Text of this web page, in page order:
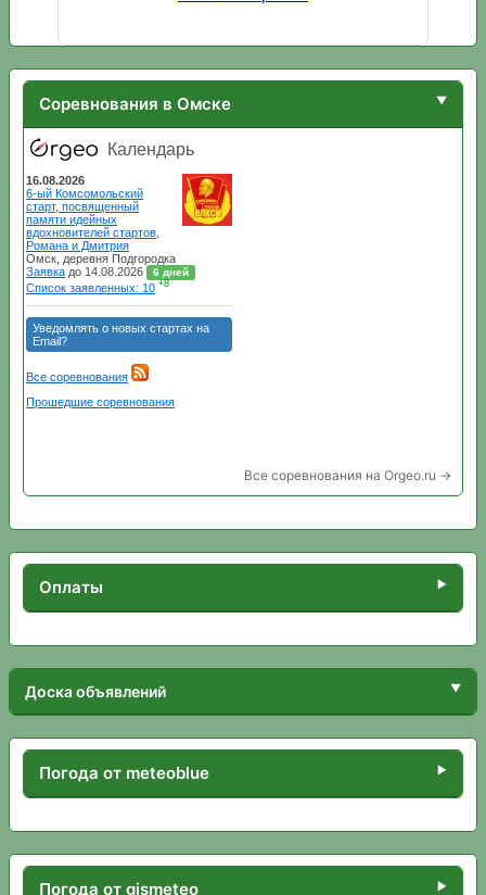
Соревнования в Омске
Все соревнования на Orgeo.ru →
Оплаты
Доска объявлений
Погода от meteoblue
Погода от gismeteo